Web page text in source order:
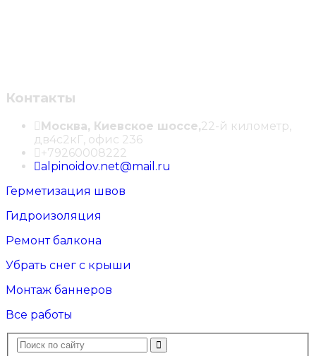
Контакты
Москва, Киевское шоссе,22-й километр,
дв4с2кГ, офис 236
+79260008222
alpinoidov.net@mail.ru
Герметизация швов
Гидроизоляция
Ремонт балкона
Убрать снег с крыши
Монтаж баннеров
Все работы